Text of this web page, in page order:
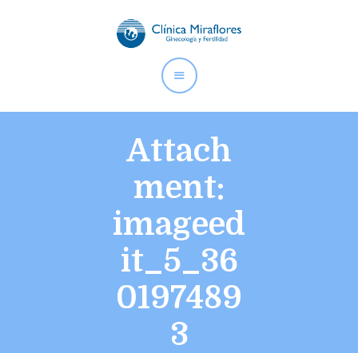
Attach
ment:
imageed
it_5_36
0197489
3
CLÍNICA MIRAFLORES |
GINECOLOGÍA Y FERTILIDAD
Somos especialistas en ginecología y fertilidad desde 1994.
Hemos ayudado a cumplir su sueño a miles de familias.
Nosotros
Especialidades
Instalaciones
Contáctanos